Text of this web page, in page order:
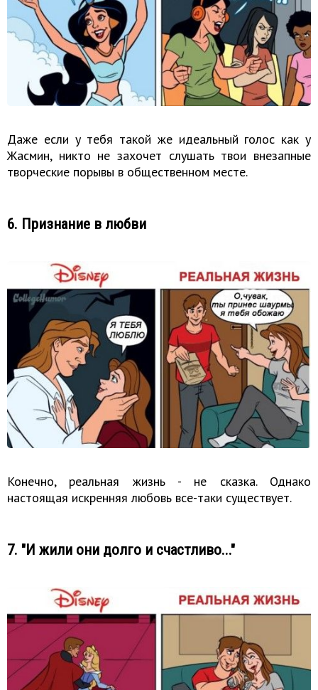
Даже если у тебя такой же идеальный голос как у
Жасмин, никто не захочет слушать твои внезапные
творческие порывы в общественном месте.
6. Признание в любви
Конечно, реальная жизнь - не сказка. Однако
настоящая искренняя любовь все-таки существует.
7. "И жили они долго и счастливо..."